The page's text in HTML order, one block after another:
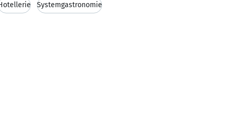
Systemgastronomie